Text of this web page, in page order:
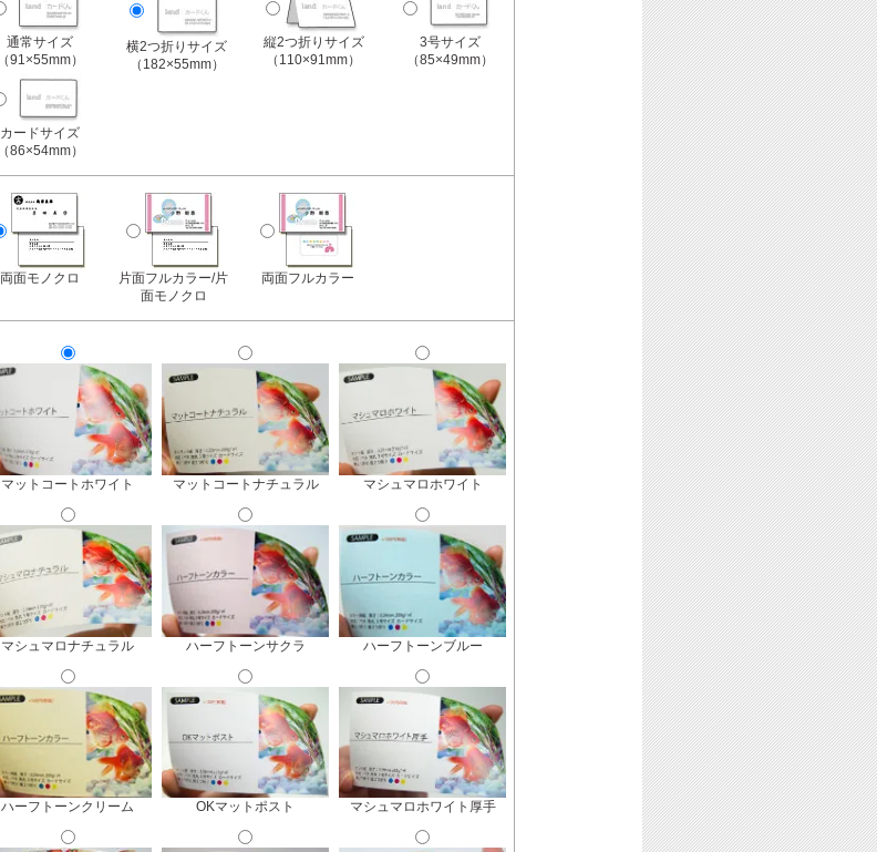
通常サイズ
（91×55mm）
横2つ折りサイズ
（182×55mm）
縦2つ折りサイズ
（110×91mm）
3号サイズ
（85×49mm）
カードサイズ
（86×54mm）
両面モノクロ
片面フルカラー/片
面モノクロ
両面フルカラー
マットコートホワイト マットコートナチュラル マシュマロホワイト
マシュマロナチュラル ハーフトーンサクラ ハーフトーンブルー
ハーフトーンクリーム OKマットポスト マシュマロホワイト厚手